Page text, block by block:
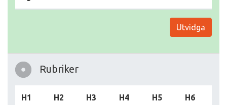
Utvidga
Rubriker
H1 H2 H3 H4 H5 H6